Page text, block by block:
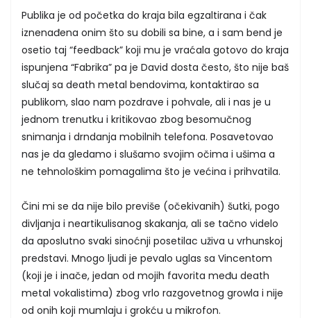
Publika je od početka do kraja bila egzaltirana i čak
iznenađena onim što su dobili sa bine, a i sam bend je
osetio taj “feedback” koji mu je vraćala gotovo do kraja
ispunjena “Fabrika” pa je David dosta često, što nije baš
slučaj sa death metal bendovima, kontaktirao sa
publikom, slao nam pozdrave i pohvale, ali i nas je u
jednom trenutku i kritikovao zbog besomučnog
snimanja i drndanja mobilnih telefona. Posavetovao
nas je da gledamo i slušamo svojim očima i ušima a
ne tehnološkim pomagalima što je većina i prihvatila.
Čini mi se da nije bilo previše (očekivanih) šutki, pogo
divljanja i neartikulisanog skakanja, ali se tačno videlo
da aposlutno svaki sinoćnji posetilac uživa u vrhunskoj
predstavi. Mnogo ljudi je pevalo uglas sa Vincentom
(koji je i inače, jedan od mojih favorita među death
metal vokalistima) zbog vrlo razgovetnog growla i nije
od onih koji mumlaju i grokću u mikrofon.